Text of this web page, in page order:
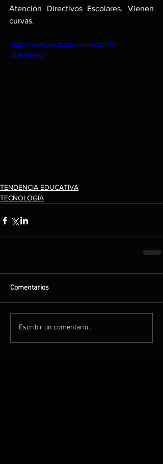
Atención Directivos Escolares. Vienen
curvas.
https://www.youtube.com/watch?v=-
OiaE6l8ysg
TENDENCIA EDUCATIVA
TECNOLOGÍA
Comentarios
Escribir un comentario...